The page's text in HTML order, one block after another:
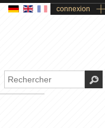
connexion